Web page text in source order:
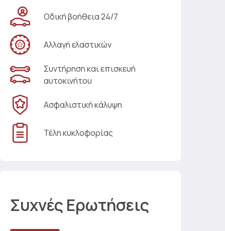
Οδική βοήθεια 24/7
Αλλαγή ελαστικών
Συντήρηση και επισκευή
αυτοκινήτου
Ασφαλιστική κάλυψη
Τέλη κυκλοφορίας
Συχνές Ερωτήσεις